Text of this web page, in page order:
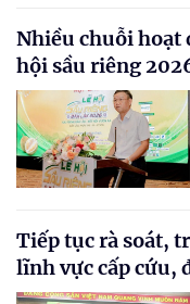
Nhiều chuỗi hoạt
hội sầu riêng
Tiếp tục rà soát,
lĩnh vực cấp cứu,